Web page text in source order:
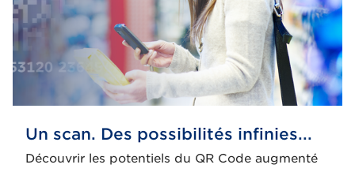
Un scan. Des possibilités infinies...
Découvrir les potentiels du QR Code augmenté